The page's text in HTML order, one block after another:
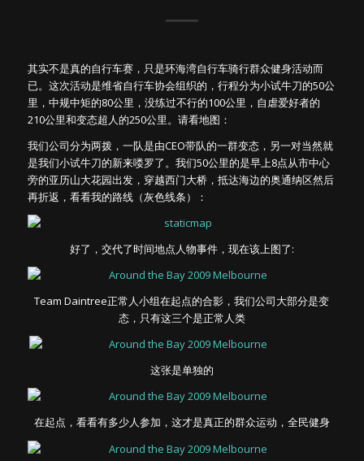
其实不是真的自行车赛，只是环海湾自行车骑行群众健身活动而
已。这次活动是维省自行车协会组织的，行程分为小试牛刀的50公
里，中规中矩的80公里，没练过不行的100公里，自虐爱好者的
210公里和变态超人的250公里。请看地图：
我们公司分为两拨，一队是由CEO带队的一群变态，另一对当然就
是我们小试牛刀的新来喽罗了。我们50公里的是早上8点从市中心
旁的亚历山大花园出发，穿越西门大桥，抵达海边的奥通纳区然后
再折返，看看我的路线（灰色线条）：
好了，交代了时间地点人物事件，现在该上图了:
Team Daintree正常人小组在起点的合影，我们公司大部分是变
态，只有这三个是正常人类
这张是单独的
在起点，看看有多少人参加，这才是真正的群众运动，全民健身